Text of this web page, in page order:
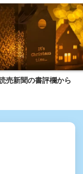
売新聞の書評欄から